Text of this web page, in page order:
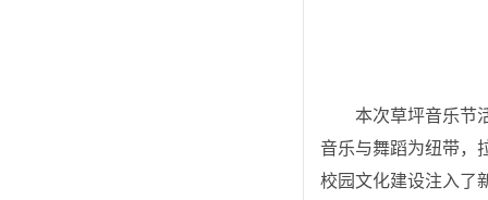
本次草坪音乐节
音乐与舞蹈为纽带，
校园文化建设注入了